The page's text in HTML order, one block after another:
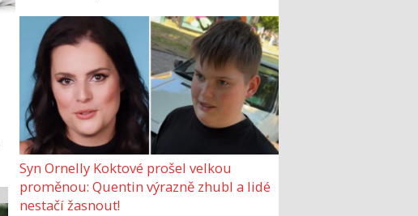
Syn Ornelly Koktové prošel velkou
proměnou: Quentin výrazně zhubl a lidé
nestačí žasnout!